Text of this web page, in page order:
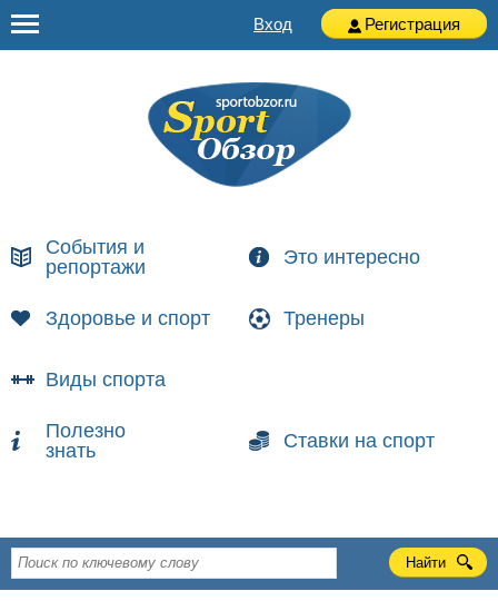
Вход Регистрация
События и
репортажи
Это интересно
Здоровье и спорт Тренеры
Виды спорта
Полезно
знать
Ставки на спорт